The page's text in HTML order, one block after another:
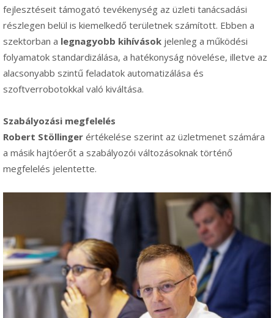
fejlesztéseit támogató tevékenység az üzleti tanácsadási
részlegen belül is kiemelkedő területnek számított. Ebben a
szektorban a legnagyobb kihívások jelenleg a működési
folyamatok standardizálása, a hatékonyság növelése, illetve az
alacsonyabb szintű feladatok automatizálása és
szoftverrobotokkal való kiváltása.
Szabályozási megfelelés
Robert Stöllinger értékelése szerint az üzletmenet számára
a másik hajtóerőt a szabályozói változásoknak történő
megfelelés jelentette.